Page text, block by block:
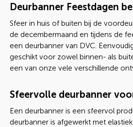
Deurbanner Feestdagen
Sfeer in huis of buiten bij de
de decembermaand en tijdens de
een deurbanner van DVC.
geschikt voor zowel binnen- als
een van onze vele verschillende
Sfeervolle deurbanner
Een deurbanner is een sfeervol
deurbanner is afgewerkt met